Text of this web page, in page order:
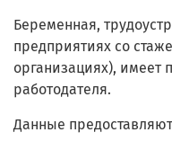
Беременная,
предприятиях со
организациях), имеет
работодателя.
Данные